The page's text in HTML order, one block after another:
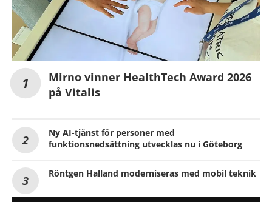
Mirno vinner HealthTech Award 2026
på Vitalis
Ny AI-tjänst för personer med
funktionsnedsättning utvecklas nu i Göteborg
Röntgen Halland moderniseras med mobil teknik